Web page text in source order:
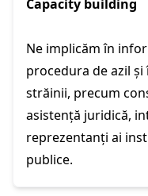
Capacity building
Ne implicăm în
procedura de azil
străinii, precum
asistență juridică,
reprezentanți ai
publice.